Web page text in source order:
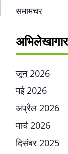
समामचर
अभिलेखागार
जून 2026
मई 2026
अप्रैल 2026
मार्च 2026
दिसंबर 2025